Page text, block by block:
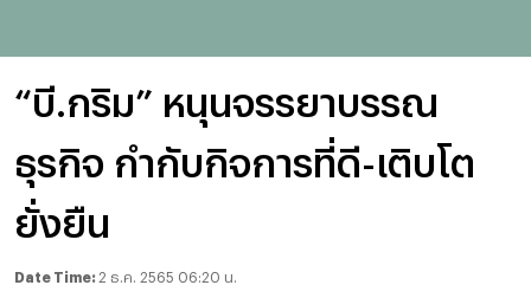
“บี.กริม” หนุนจรรยาบรรณ
ธุรกิจ กำกับกิจการที่ดี-เติบโต
ยั่งยืน
Date Time: 2 ธ.ค. 2565 06:20 น.